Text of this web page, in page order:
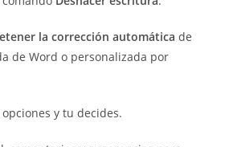
la corrección automática de
de Word o personalizada por
y tu decides.